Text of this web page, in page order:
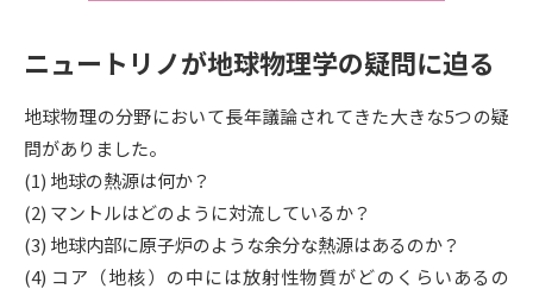
配慮案内」の請求
高等学校卒業程度認定試験
幼稚園教員資格認定試験 小学校教員資格認定試験
試験
大学研究 大学検索
ニュートリノが地球物理学の疑問に迫る
地球物理の分野において長年議論されてきた大きな5つの疑
問がありました。
(1) 地球の熱源は何か？
(2) マントルはどのように対流しているか？
(3) 地球内部に原子炉のような余分な熱源はあるのか？
(4) コア（地核）の中には放射性物質がどのくらいあるの